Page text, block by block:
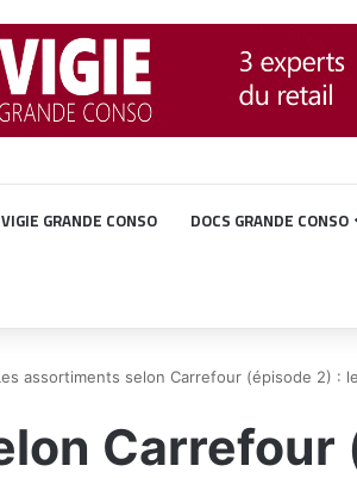
VIGIE GRANDE CONSO DOCS GRANDE CONSO
assortiments selon Carrefour (épisode 2) :
Carrefour